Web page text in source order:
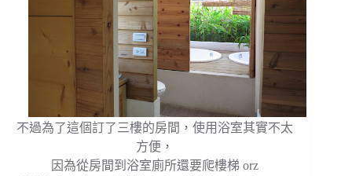
不過為了這個訂了三樓的房間，使用浴室其實不太
方便，
因為從房間到浴室廁所還要爬樓梯 orz